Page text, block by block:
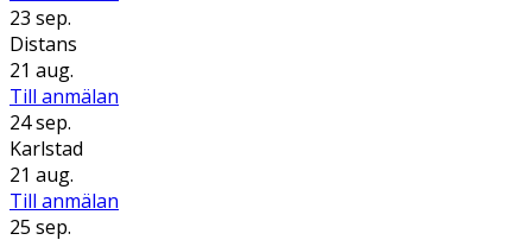
23 sep.
Distans
21 aug.
Till anmälan
24 sep.
Karlstad
21 aug.
Till anmälan
25 sep.